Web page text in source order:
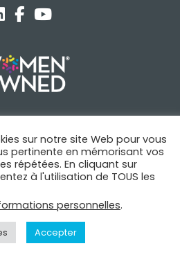
Novagard
Politique de confidentialité
commerciale
sur notre site Web pour vous
pertinente en mémorisant vos
répétées. En cliquant sur
à l'utilisation de TOUS les
personnelles.
Accepter